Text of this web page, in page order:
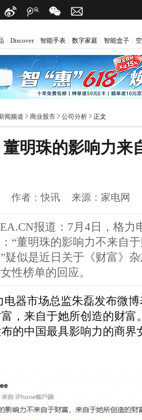
Discover 智能手表 数字家庭 智能盒子
闻频道 商业股市 公司分析 正文
明珠的影响力来
作者：快讯 来源： 家电网
报道： 7月4日，格力
“董明珠的影响力不来自
疑似是近日关于《财富》
性榜单的回应。
电器市场总监朱磊发布微
，来自于她所创造的财富
布的中国最具影响力的商